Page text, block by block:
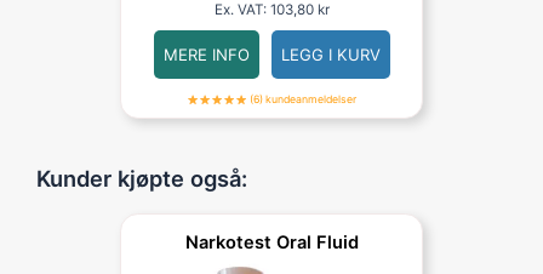
Ex. VAT: 103,80 kr
MERE INFO LEGG I KURV
(6) kundeanmeldelser
Kunder kjøpte også:
Narkotest Oral Fluid